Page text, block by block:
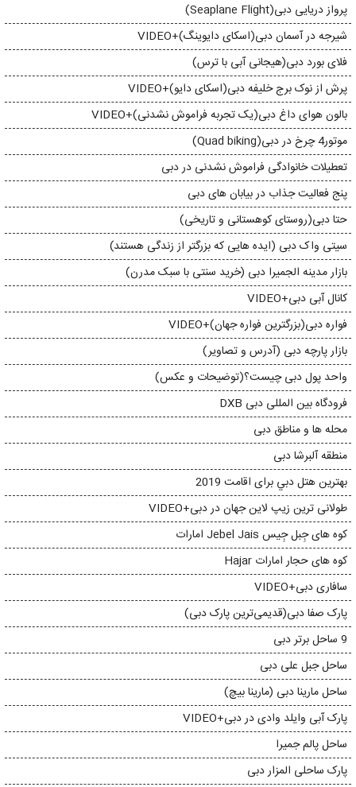
پرواز دریایی دبی(Seaplane Flight)
شیرجه در آسمان دبی(اسکای دایوینگ)+VIDEO
فلای بورد دبی(هیجانی آبی با ترس)
پرش از نوک برج خلیفه دبی(اسکای دایو)+VIDEO
بالون هوای داغ دبی(یک تجربه فراموش نشدنی)+VIDEO
موتور4 چرخ در دبی(Quad biking)
تعطیلات خانوادگی فراموش نشدنی در دبی
پنج فعالیت جذاب در بیابان های دبی
حتا دبی(روستای کوهستانی و تاریخی)
سیتی واک دبی (ایده هایی که بزرگتر از زندگی هستند)
بازار مدینه الجمیرا دبی (خرید سنتی با سبک مدرن)
کانال آبی دبی+VIDEO
فواره دبی(بزرگترین فواره جهان)+VIDEO
بازار پارچه دبی (آدرس و تصاویر)
واحد پول دبی چیست؟(توضیحات و عکس)
فرودگاه بین المللی دبی DXB
محله ها و مناطق دبی
منطقه آلبرشا دبی
بهترين هتل دبي برای اقامت 2019
طولانی ترین زیپ لاین جهان در دبی+VIDEO
کوه های جِبل جِیس Jebel Jais امارات
کوه های حجار امارات Hajar
سافاری دبی+VIDEO
پارک صفا دبی(قدیمی‌ترین پارک دبی)
9 ساحل برتر دبی
ساحل جبل علی دبی
ساحل مارینا دبی (مارینا بیچ)
پارک آبی وایلد وادی در دبی+VIDEO
ساحل پالم جمیرا
پارک ساحلی المزار دبی